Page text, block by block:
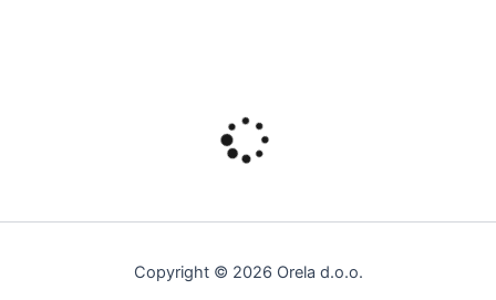
Copyright © 2026 Orela d.o.o.